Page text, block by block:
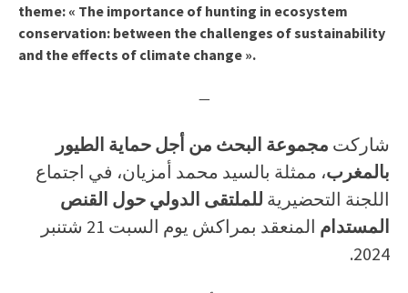
theme: « The importance of hunting in ecosystem
conservation: between the challenges of sustainability
and the effects of climate change ».
—
شاركت مجموعة البحث من أجل حماية الطيور
بالمغرب، ممثلة بالسيد محمد أمزيان، في اجتماع
اللجنة التحضيرية للملتقى الدولي حول القنص
المستدام
المنعقد بمراكش يوم السبت 21 شتنبر
2024.